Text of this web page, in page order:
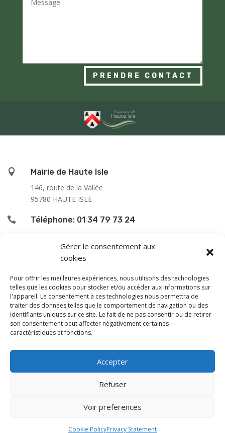
Gérer le consentement aux
cookies
Pour offrir les meilleures expériences, nous utilisons des technologies
telles que les cookies pour stocker et/ou accéder aux informations sur
l'appareil. Le consentement à ces technologies nous permettra de
traiter des données telles que le comportement de navigation ou des
identifiants uniques sur ce site. Le fait de ne pas consentir ou de retirer
son consentement peut affecter négativement certaines
caractéristiques et fonctions.
Accepter
Refuser
Voir preferences
Cookie PolicyPrivacy Statement
PRENDRE CONTACT

Mairie de Haute Isle
146, route de la Vallée
95780 HAUTE ISLE
 Téléphone: 01 34 79 73 24
L’accueil du public se fait :
le lundi de 9h00 à 12h00
le jeudi de 13h00 à 16h00
le samedi de 9h00 à 12h00
En dehors de ces horaires, une permanence téléphonique
est assurée le vendredi de 13 à 16 h, sauf les samedi
après-midi et dimanche.
Monsieur le Maire et les adjoints reçoivent sur rendez-
Les horaires et les jours de permanence peuvent être